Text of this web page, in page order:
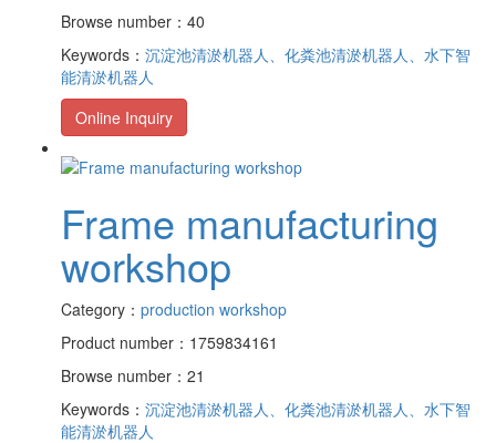
Browse number：40
Keywords： 沉淀池清淤机器人、化粪池清淤机器人、水下智
能清淤机器人
Online Inquiry
Frame manufacturing
workshop
Category： production workshop
Product number：1759834161
Browse number：21
Keywords： 沉淀池清淤机器人、化粪池清淤机器人、水下智
能清淤机器人